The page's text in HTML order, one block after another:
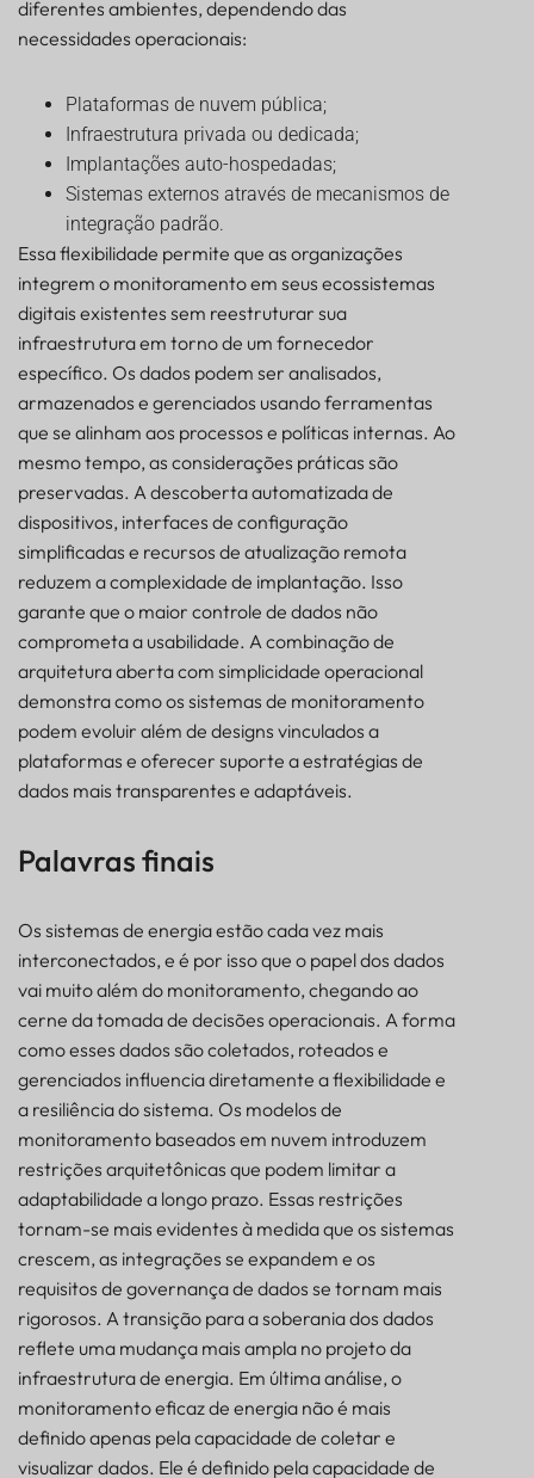
diferentes ambientes, dependendo das
necessidades operacionais:
Plataformas de nuvem pública;
Infraestrutura privada ou dedicada;
Implantações auto-hospedadas;
Sistemas externos através de mecanismos de
integração padrão.
Essa flexibilidade permite que as organizações
integrem o monitoramento em seus ecossistemas
digitais existentes sem reestruturar sua
infraestrutura em torno de um fornecedor
específico. Os dados podem ser analisados,
armazenados e gerenciados usando ferramentas
que se alinham aos processos e políticas internas. Ao
mesmo tempo, as considerações práticas são
preservadas. A descoberta automatizada de
dispositivos, interfaces de configuração
simplificadas e recursos de atualização remota
reduzem a complexidade de implantação. Isso
garante que o maior controle de dados não
comprometa a usabilidade. A combinação de
arquitetura aberta com simplicidade operacional
demonstra como os sistemas de monitoramento
podem evoluir além de designs vinculados a
plataformas e oferecer suporte a estratégias de
dados mais transparentes e adaptáveis.
Palavras finais
Os sistemas de energia estão cada vez mais
interconectados, e é por isso que o papel dos dados
vai muito além do monitoramento, chegando ao
cerne da tomada de decisões operacionais. A forma
como esses dados são coletados, roteados e
gerenciados influencia diretamente a flexibilidade e
a resiliência do sistema. Os modelos de
monitoramento baseados em nuvem introduzem
restrições arquitetônicas que podem limitar a
adaptabilidade a longo prazo. Essas restrições
tornam-se mais evidentes à medida que os sistemas
crescem, as integrações se expandem e os
requisitos de governança de dados se tornam mais
rigorosos. A transição para a soberania dos dados
reflete uma mudança mais ampla no projeto da
infraestrutura de energia. Em última análise, o
monitoramento eficaz de energia não é mais
definido apenas pela capacidade de coletar e
visualizar dados. Ele é definido pela capacidade de